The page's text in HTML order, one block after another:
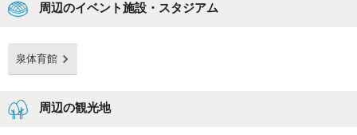
周辺のイベント施設・スタジアム
泉体育館
周辺の観光地